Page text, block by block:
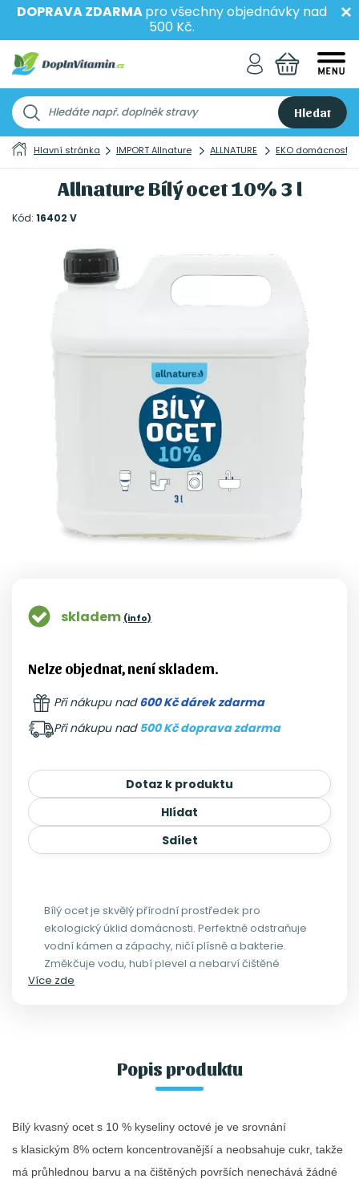
DOPRAVA ZDARMApro všechny objednávky nad
500 Kč.
Hledat
Hlavní stránka IMPORT Allnature ALLNATURE EKO domácnost
Allnature Bílý ocet 10% 3 l
Kód: 16402 V
skladem (info)
Nelze objednat, není skladem.
Při nákupu nad600 Kč dárek zdarma
Při nákupu nad 500 Kč doprava zdarma
Dotaz k produktu
Hlídat
Sdílet
Bílý ocet je skvělý přírodní prostředek pro
ekologický úklid domácnosti. Perfektně odstraňuje
vodní kámen a zápachy, ničí plísně a bakterie.
Změkčuje vodu, hubí plevel a nebarví čištěné
povrchy.
Více zde
Popis produktu
Bílý kvasný ocet s 10 % kyseliny octové je ve srovnání
s klasickým 8% octem koncentrovanější a neobsahuje cukr, takže
má průhlednou barvu a na čištěných površích nenechává žádné